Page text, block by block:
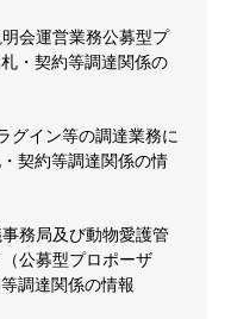
会運営業務公募型プ
・契約等調達関係の
グイン等の調達業務に
契約等調達関係の情
務局及び動物愛護管
公募型プロポーザ
調達関係の情報